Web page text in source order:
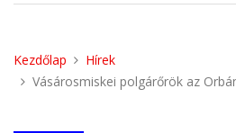
Kezdőlap
Hírek
Vásárosmiskei polgárőrök az